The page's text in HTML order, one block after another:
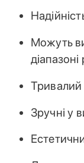
Можуть
Тривалий
Зручні у